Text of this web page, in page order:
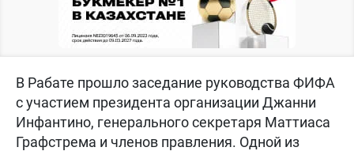
В Рабате прошло заседание руководства ФИФА
с участием президента организации Джанни
Инфантино, генерального секретаря Маттиаса
Графстрема и членов правления. Одной из